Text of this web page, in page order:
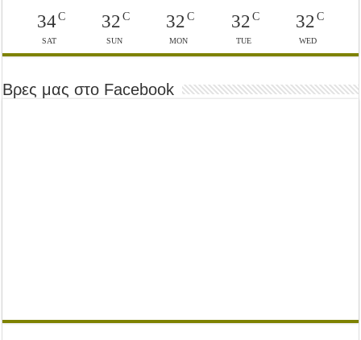
34C
SAT
32C
SUN
32 C
MON
32C
TUE
32C
WED
Βρες μας στο Facebook